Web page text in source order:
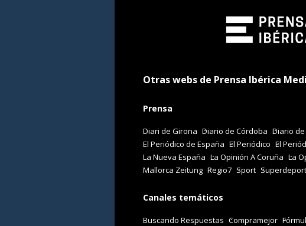
Otras webs de Prensa Ibérica
Prensa
Diari de Girona Diario de Córdoba Diario
El Periódico de España El Periódico El
La Nueva España La Opinión A Coruña La
Mallorca Zeitung Regio7 Sport
Canales temáticos
Buscando Respuestas Compramejor